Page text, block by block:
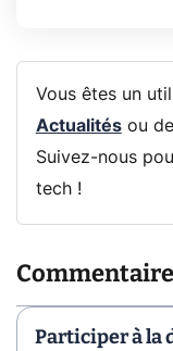
Vous êtes un
Actualitésou de
Suivez-nous
tech !
Participer à la